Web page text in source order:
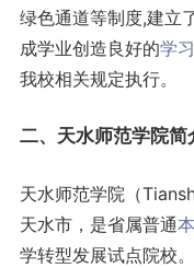
绿色通道等制度,建立
成学业创造良好的学习
我校相关规定执行。
二、天水师范学院简
天水师范学院（
天水市，是省属普通
学转型发展试点院校。